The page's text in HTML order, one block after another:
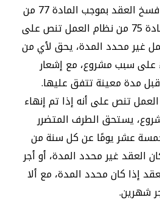
بعد معرفة تفاصيل فسخ العقد بموجب المادة 77 من
نظام العمل فإن المادة 75 من نظام العمل تنص على
غير محدد المدة، يحق لأي من
على سبب مشروع، مع إشعار
مدة معينة تتفق عليها.
نظام العمل تنص على أنه إذا تم إنهاء
يستحق الطرف المتضرر
عشر يومًا عن كل سنة من
العقد غير محدد المدة، أو أجر
إذا كان محدد المدة، مع ألا
شهرين.